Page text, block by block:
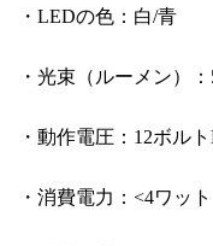
・LEDの色：白/青
・光束（ルーメン）
・動作電圧：12ボル
・消費電力：<4ワット